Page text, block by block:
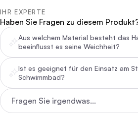
IHR EXPERTE
Haben Sie Fragen zu diesem
Aus welchem Material besteht das
beeinflusst es seine Weichheit?
Ist es geeignet für den Einsatz am
Schwimmbad?